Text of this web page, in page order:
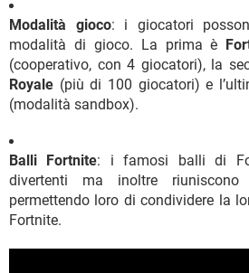
Modalità gioco: i giocatori
modalità di gioco. La prima è
(cooperativo, con 4 giocatori), la
Royale (più di 100 giocatori) e
(modalità sandbox).
Balli Fortnite: i famosi balli di
divertenti ma inoltre
permettendo loro di condividere la
Fortnite.